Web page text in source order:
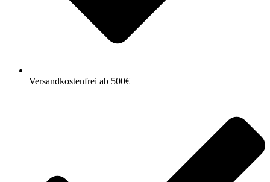
Versandkostenfrei ab 500€